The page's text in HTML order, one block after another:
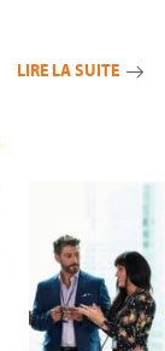
LIRE LA SUITE